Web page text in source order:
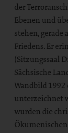
der
Ebenen und
stehen, gerade
Friedens. Er
(Sitzungssaal
Sächsische
Wandbild 1992
unterzeichnet
wurden die